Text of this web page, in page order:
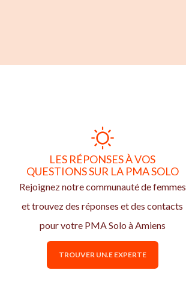
LES RÉPONSES À VOS
QUESTIONS SUR LA PMA SOLO
Rejoignez notre communauté de femmes
et trouvez des réponses et des contacts
pour votre PMA Solo à Amiens
TROUVER UN.E EXPERTE